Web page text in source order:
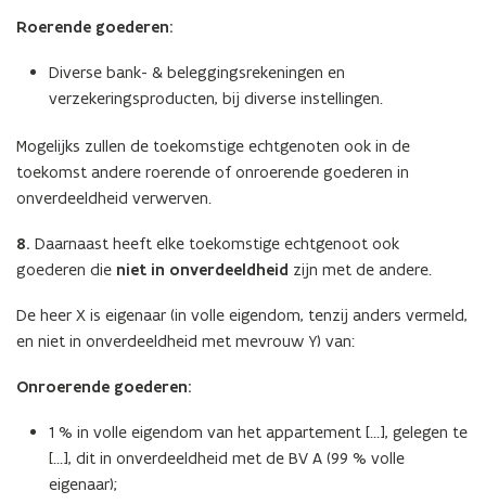
Roerende goederen:
Diverse bank- & beleggingsrekeningen en
verzekeringsproducten, bij diverse instellingen.
Mogelijks zullen de toekomstige echtgenoten ook in de
toekomst andere roerende of onroerende goederen in
onverdeeldheid verwerven.
8. Daarnaast heeft elke toekomstige echtgenoot ook
goederen die niet in onverdeeldheid zijn met de andere.
De heer X is eigenaar (in volle eigendom, tenzij anders vermeld,
en niet in onverdeeldheid met mevrouw Y) van:
Onroerende goederen:
1 % in volle eigendom van het appartement […], gelegen te
[…], dit in onverdeeldheid met de BV A (99 % volle
eigenaar);